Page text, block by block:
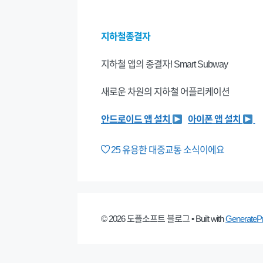
지하철종결자
지하철 앱의 종결자! Smart Subway
새로운 차원의 지하철 어플리케이션
안드로이드 앱 설치 아이폰 앱 설치
25유용한 대중교통 소식이에요
© 2026 도플소프트 블로그• Built with